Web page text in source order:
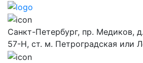
Санкт-Петербург, пр. Медиков,
57-Н, ст. м. Петроградская или